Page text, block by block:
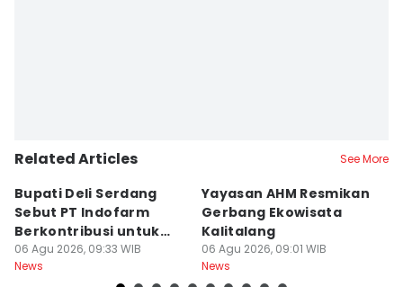
Related Articles See More
Bupati Deli Serdang
Sebut PT Indofarm
Berkontribusi untuk
Perekonomian
06 Agu 2026, 09:33 WIB
News
Yayasan AHM Resmikan
Gerbang Ekowisata
Kalitalang
06 Agu 2026, 09:01 WIB
News